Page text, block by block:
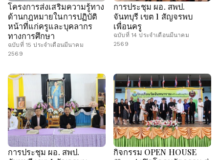
โครงการส่งเสริมความรู้ทาง
ด้านกฎหมายในการปฏิบัติ
หน้าที่แก่ครูและบุคลากร
ทางการศึกษา
ฉบับที่ 15 ประจำเดือนมีนาคม
2569
การประชุม ผอ. สพป.
จันทบุรี เขต 1 สัญจรพบ
เพื่อนครู
ฉบับที่ 14 ประจำเดือนมีนาคม
2569
การประชุม ผอ. สพป.
กิจกรรม OPEN HOUSE